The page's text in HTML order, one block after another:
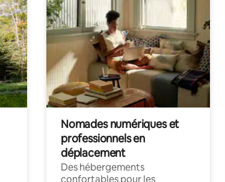
Nomades numériques et
professionnels en
déplacement
Des hébergements
confortables pour les